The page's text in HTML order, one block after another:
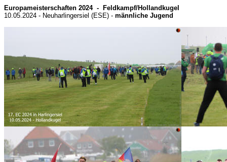
Europameisterschaften 2024 - Feldkampf/Hollandkugel
10.05.2024 - Neuharlingersiel (ESE) - männliche Jugend